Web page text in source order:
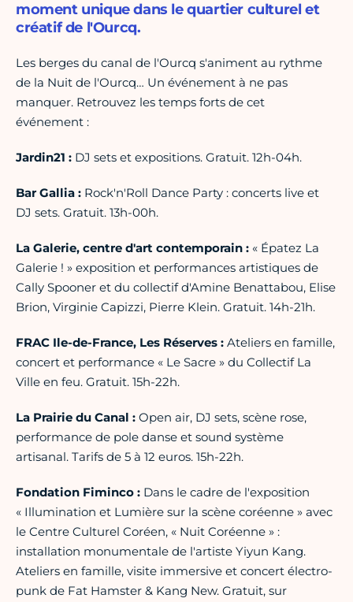
moment unique dans le quartier culturel et
créatif de l'Ourcq.
Les berges du canal de l'Ourcq s'animent au rythme
de la Nuit de l'Ourcq… Un événement à ne pas
manquer. Retrouvez les temps forts de cet
événement :
Jardin21 : DJ sets et expositions. Gratuit. 12h-04h.
Bar Gallia : Rock'n'Roll Dance Party : concerts live et
DJ sets. Gratuit. 13h-00h.
La Galerie, centre d'art contemporain : « Épatez La
Galerie ! » exposition et performances artistiques de
Cally Spooner et du collectif d'Amine Benattabou, Elise
Brion, Virginie Capizzi, Pierre Klein. Gratuit. 14h-21h.
FRAC Ile-de-France, Les Réserves : Ateliers en famille,
concert et performance « Le Sacre » du Collectif La
Ville en feu. Gratuit. 15h-22h.
La Prairie du Canal : Open air, DJ sets, scène rose,
performance de pole danse et sound système
artisanal. Tarifs de 5 à 12 euros. 15h-22h.
Fondation Fiminco : Dans le cadre de l'exposition
« Illumination et Lumière sur la scène coréenne » avec
le Centre Culturel Coréen, « Nuit Coréenne » :
installation monumentale de l'artiste Yiyun Kang.
Ateliers en famille, visite immersive et concert électro-
punk de Fat Hamster & Kang New. Gratuit, sur